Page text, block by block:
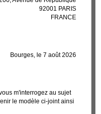
92001 PARIS
FRANCE
Bourges, le 7 août 2026
m'interrogez au sujet
le modèle ci-joint ainsi